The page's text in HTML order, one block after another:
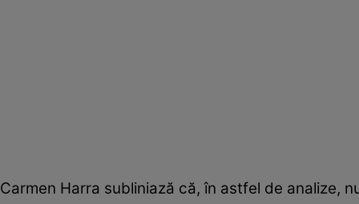
Carmen Harra subliniază că, în astfel de analize,